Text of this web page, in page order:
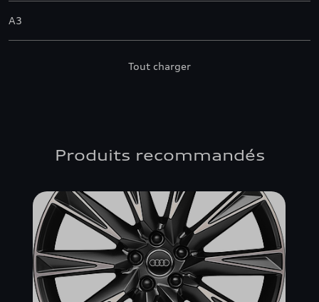
A3
A4 ALLROAD QUATTRO
A4 AVANT
A4 BERLINE
Tout charger
Produits recommandés